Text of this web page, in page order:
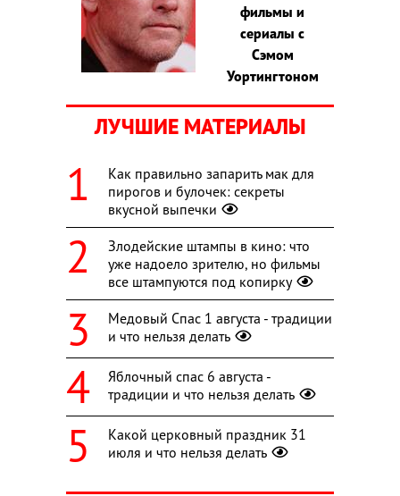
фильмы и
сериалы с
Сэмом
Уортингтоном
ЛУЧШИЕ МАТЕРИАЛЫ
Как правильно запарить мак для
пирогов и булочек: секреты
вкусной выпечки
Злодейские штампы в кино: что
уже надоело зрителю, но фильмы
все штампуются под копирку
Медовый Спас 1 августа - традиции
и что нельзя делать
Яблочный спас 6 августа -
традиции и что нельзя делать
Какой церковный праздник 31
июля и что нельзя делать